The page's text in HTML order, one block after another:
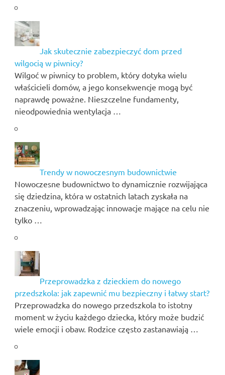
Jak skutecznie zabezpieczyć dom przed
wilgocią w piwnicy?
Wilgoć w piwnicy to problem, który dotyka wielu
właścicieli domów, a jego konsekwencje mogą być
naprawdę poważne. Nieszczelne fundamenty,
nieodpowiednia wentylacja …
Trendy w nowoczesnym budownictwie
Nowoczesne budownictwo to dynamicznie rozwijająca
się dziedzina, która w ostatnich latach zyskała na
znaczeniu, wprowadzając innowacje mające na celu nie
tylko …
Przeprowadzka z dzieckiem do nowego
przedszkola: jak zapewnić mu bezpieczny i łatwy start?
Przeprowadzka do nowego przedszkola to istotny
moment w życiu każdego dziecka, który może budzić
wiele emocji i obaw. Rodzice często zastanawiają …